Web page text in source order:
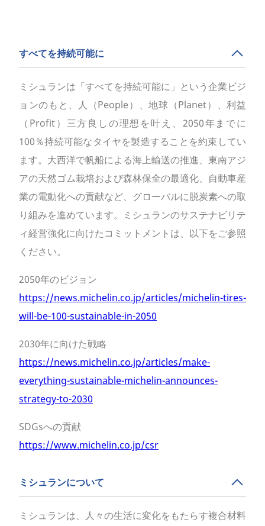
すべてを持続可能に
ミシュランは「すべてを持続可能に」という企業ビジ
ョンのもと、人（People）、地球（Planet）、利益
（Profit）三方良しの理想を叶え、2050年までに
100％持続可能なタイヤを製造することを約束してい
ます。大西洋で帆船による海上輸送の推進、東南アジ
アの天然ゴム栽培および森林保全の最適化、自動車産
業の電動化への貢献など、グローバルに脱炭素への取
り組みを進めています。ミシュランのサステナビリテ
ィ経営強化に向けたコミットメントは、以下をご参照
ください。
2050年のビジョン
https://news.michelin.co.jp/articles/michelin-tires-
will-be-100-sustainable-in-2050
2030年に向けた戦略
https://news.michelin.co.jp/articles/make-
everything-sustainable-michelin-announces-
strategy-to-2030
SDGsへの貢献
https://www.michelin.co.jp/csr
ミシュランについて
ミシュランは、人々の生活に変化をもたらす複合材料